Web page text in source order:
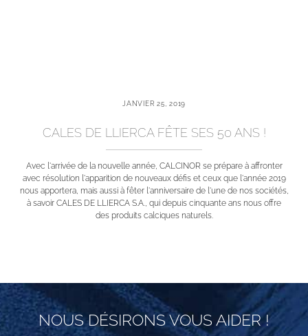
JANVIER 25, 2019
CALES DE LLIERCA FÊTE SES 50 ANS !
Avec l'arrivée de la nouvelle année, CALCINOR se prépare à affronter
avec résolution l'apparition de nouveaux défis et ceux que l'année 2019
nous apportera, mais aussi à fêter l'anniversaire de l'une de nos sociétés,
à savoir CALES DE LLIERCA S.A., qui depuis cinquante ans nous offre
des produits calciques naturels.
NOUS DÉSIRONS VOUS AIDER !